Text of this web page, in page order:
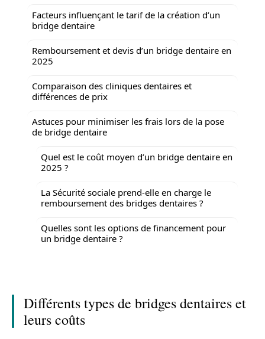
Facteurs influençant le tarif de la création d’un
bridge dentaire
Remboursement et devis d’un bridge dentaire en
2025
Comparaison des cliniques dentaires et
différences de prix
Astuces pour minimiser les frais lors de la pose
de bridge dentaire
Quel est le coût moyen d’un bridge dentaire en
2025 ?
La Sécurité sociale prend-elle en charge le
remboursement des bridges dentaires ?
Quelles sont les options de financement pour
un bridge dentaire ?
Différents types de bridges dentaires et
leurs coûts